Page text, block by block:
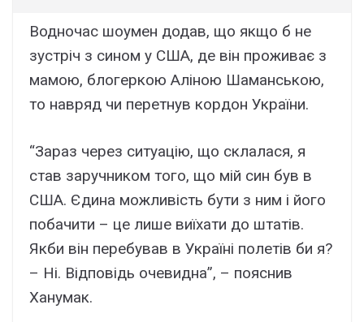
Водночас шоумен додав, що якщо б не
зустріч з сином у США, де він проживає з
мамою, блогеркою Аліною Шаманською,
то навряд чи перетнув кордон України.
“Зараз через ситуацію, що склалася, я
став заручником того, що мій син був в
США. Єдина можливість бути з ним і його
побачити – це лише виїхати до штатів.
Якби він перебував в Україні полетів би я?
– Ні. Відповідь очевидна”, – пояснив
Ханумак.